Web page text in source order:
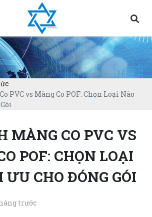
PVC vs Màng Co POF: Chọn Loại Nào
MÀNG CO PVC VS
POF: CHỌN LOẠI
ƯU CHO ĐÓNG GÓI
trước